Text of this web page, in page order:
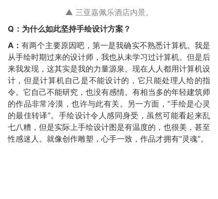
▲ 三亚嘉佩乐酒店内景。
Q：为什么如此坚持手绘设计方案？
A：有两个主要原因吧，第一是我确实不熟悉计算机。我是
从手绘时期过来的设计师，我也从未学习过计算机。但是后
来我发现，这其实是我的力量源泉。现在人人都用计算机设
计，但是计算机自己是不能设计的，它只能处理人给的指
令。它自己不能研究，也没有感情。有相当多的年轻建筑师
的作品非常冷漠，也许与此有关。另一方面，“手绘是心灵
的最佳转译”。手绘设计令人感同身受，虽然可能看起来乱
七八糟，但是实际上手绘设计图是有温度的，也很美，甚至
性感迷人。就像创作雕塑，心手一致，作品才拥有“灵魂”。